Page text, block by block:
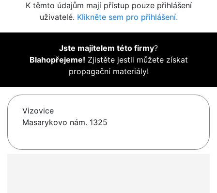
K těmto údajům mají přístup pouze přihlášení
uživatelé. Klikněte sem pro přihlášení.
Jste majitelem této firmy?
Blahopřejeme! Zjistěte jestli můžete získat
propagační materiály!
Vizovice
Masarykovo nám. 1325